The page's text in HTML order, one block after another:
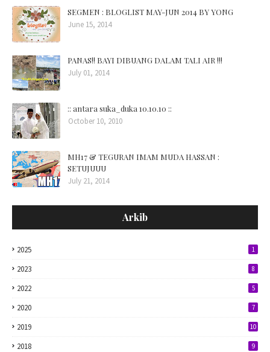
SEGMEN : BLOGLIST MAY-JUN 2014 BY YONG
June 15, 2014
PANAS!! BAYI DIBUANG DALAM TALI AIR !!!
July 01, 2014
:: antara suka_duka 10.10.10 ::
October 10, 2010
MH17 & TEGURAN IMAM MUDA HASSAN :
SETUJUUU
July 21, 2014
Arkib
2025 1
2023 8
2022 5
2020 7
2019 10
2018 9